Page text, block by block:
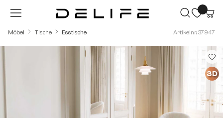
Zum Hauptinhalt springen
Möbel Tische Esstische Artikelnr.: 37947
Bildergalerie überspringen
3D